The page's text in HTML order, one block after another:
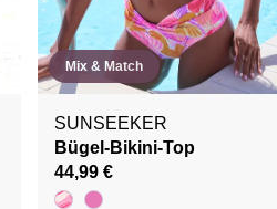
Mix & Match
SUNSEEKER
Bügel-Bikini-Top
44,99 €